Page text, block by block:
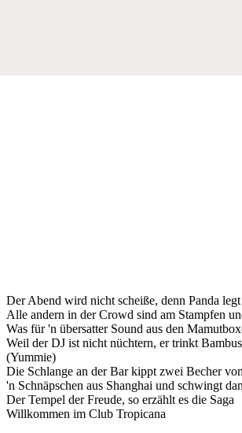
Der Abend wird nicht scheiße, denn Panda
Alle andern in der Crowd sind am Stampfen
Was für 'n übersatter Sound aus den
Weil der DJ ist nicht nüchtern, er trinkt
(Yummie)
Die Schlange an der Bar kippt zwei Becher
'n Schnäpschen aus Shanghai und schwingt
Der Tempel der Freude, so erzählt es die Saga
Willkommen im Club Tropicana